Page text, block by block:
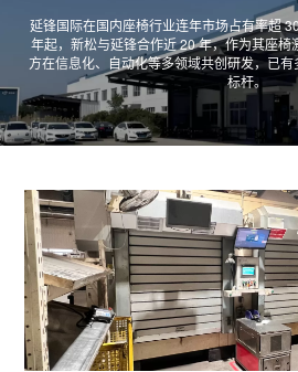
延锋国际在国内座椅行业连年市场占有率超
年起，新松与延锋合作近 20 年，作为其座椅
方在信息化、自动化等多领域共创研发，已
标杆。